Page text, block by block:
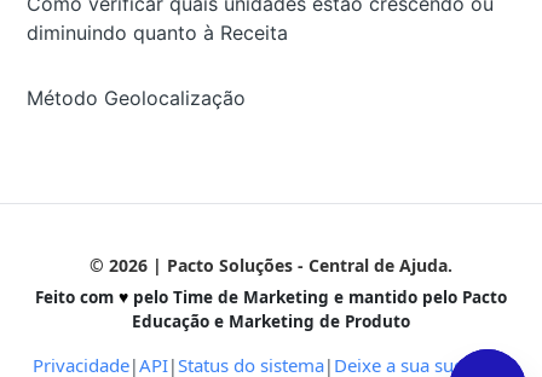
diminuindo quanto à Receita
Método Geolocalização
© 2026 | Pacto Soluções - Central de Ajuda.
Feito com ♥ pelo Time de Marketing e mantido pelo Pacto
Educação e Marketing de Produto
Privacidade|API|Status do sistema| Deixe a sua sugestão